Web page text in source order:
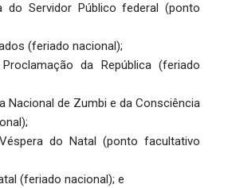
do Servidor Público federal (ponto
(feriado nacional);
da República (feriado
Nacional de Zumbi e da Consciência
do Natal (ponto facultativo
(feriado nacional); e